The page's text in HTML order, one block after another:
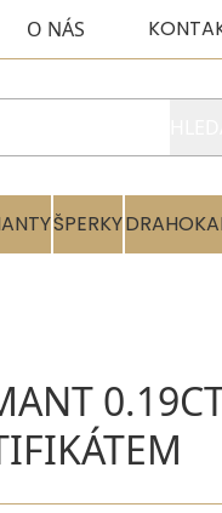
O NÁS
ŠPERKY